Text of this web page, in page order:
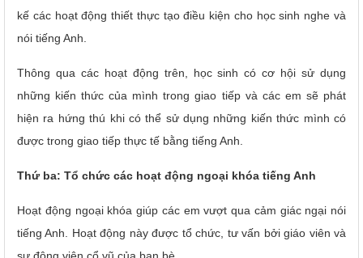
kế các hoạt động thiết thực tạo điều kiện cho học sinh nghe và
nói tiếng Anh.
Thông qua các hoạt động trên, học sinh có cơ hội sử dụng
những kiến thức của mình trong giao tiếp và các em sẽ phát
hiện ra hứng thú khi có thể sử dụng những kiến thức mình có
được trong giao tiếp thực tế bằng tiếng Anh.
Thứ ba: Tổ chức các hoạt động ngoại khóa tiếng Anh
Hoạt động ngoại khóa giúp các em vượt qua cảm giác ngại nói
tiếng Anh. Hoạt động này được tổ chức, tư vấn bởi giáo viên và
sự động viên cổ vũ của bạn bè.